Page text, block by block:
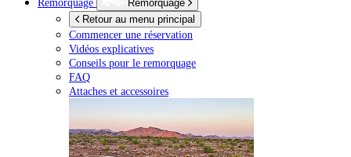
Remorquage
Retour au menu principal
Commencer une réservation
Vidéos explicatives
Conseils pour le remorquage
FAQ
Attaches et accessoires